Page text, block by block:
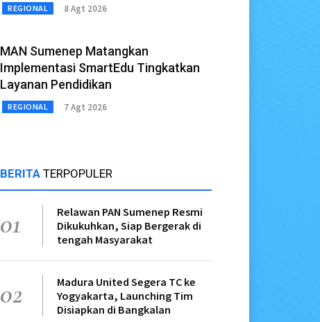
REGIONAL 8 Agt 2026
MAN Sumenep Matangkan
Implementasi SmartEdu Tingkatkan
Layanan Pendidikan
REGIONAL 7 Agt 2026
BERITA TERPOPULER
01
Relawan PAN Sumenep Resmi
Dikukuhkan, Siap Bergerak di
tengah Masyarakat
02
Madura United Segera TC ke
Yogyakarta, Launching Tim
Disiapkan di Bangkalan